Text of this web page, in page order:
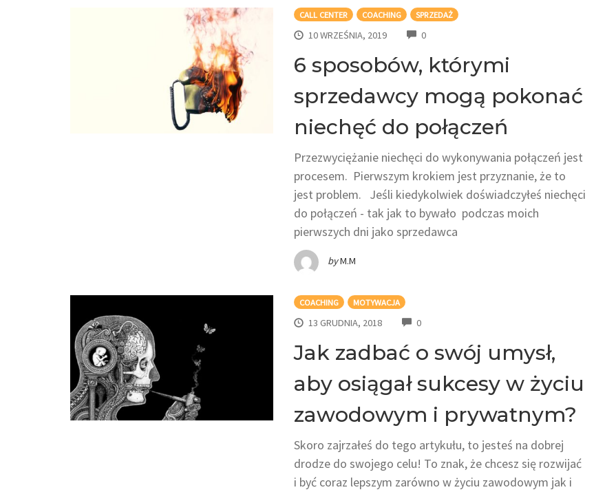
CALL CENTER COACHING SPRZEDAŻ
10 WRZEŚNIA, 2019 0COMMENTS
6 sposobów, którymi
sprzedawcy mogą pokonać
niechęć do połączeń
Przezwyciężanie niechęci do wykonywania połączeń jest
procesem. Pierwszym krokiem jest przyznanie, że to
jest problem. Jeśli kiedykolwiek doświadczyłeś niechęci
do połączeń - tak jak to bywało podczas moich
pierwszych dni jako sprzedawca
byM.M
COACHING MOTYWACJA
13 GRUDNIA, 2018 0COMMENTS
Jak zadbać o swój umysł,
aby osiągał sukcesy w życiu
zawodowym i prywatnym?
Skoro zajrzałeś do tego artykułu, to jesteś na dobrej
drodze do swojego celu! To znak, że chcesz się rozwijać
i być coraz lepszym zarówno w życiu zawodowym jak i